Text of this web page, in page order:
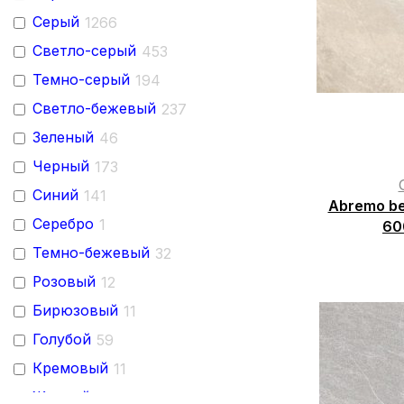
Abremo
Empero 165
Stellare Ceramica 28
Vizavi 32
PRIMAVERA 84
Argenta 1
DualGres 4
One Touch
Undefasa
Novogres 1
Venus 1
Fanal 7
Oset 4
Monopole
Серый 1266
Светло-серый 453
Темно-серый 194
Светло-бежевый 237
Зеленый 46
Черный 173
Синий 141
Серебро 1
Темно-бежевый 32
Розовый 12
Бирюзовый 11
Голубой 59
Кремовый 11
Желтый